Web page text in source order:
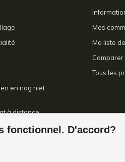
fonctionnel. D'accord?
en nog niet
à distance
Mes
Ma liste
Comparer
Tous les